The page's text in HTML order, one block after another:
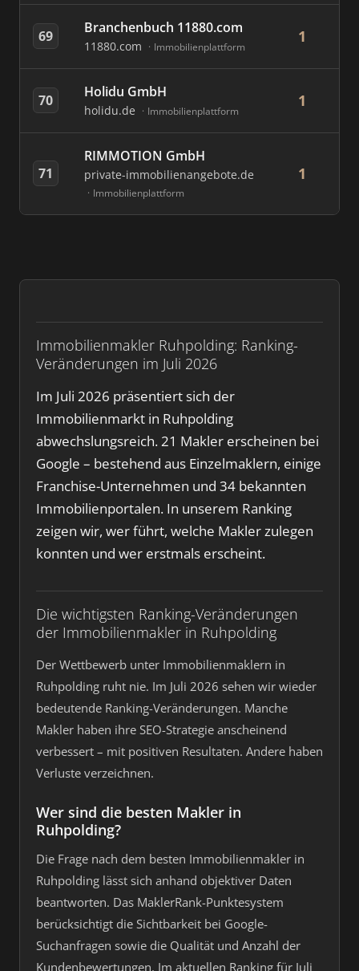
Immobilienmakler Ruhpolding: Ranking-
Veränderungen im Juli 2026
Im Juli 2026 präsentiert sich der
Immobilienmarkt in Ruhpolding
abwechslungsreich. 21 Makler erscheinen bei
Google – bestehend aus Einzelmaklern, einige
Franchise-Unternehmen und 34 bekannten
Immobilienportalen. In unserem Ranking
zeigen wir, wer führt, welche Makler zulegen
konnten und wer erstmals erscheint.
Die wichtigsten Ranking-Veränderungen
der Immobilienmakler in Ruhpolding
Der Wettbewerb unter Immobilienmaklern in
Ruhpolding ruht nie. Im Juli 2026 sehen wir wieder
bedeutende Ranking-Veränderungen. Manche
Makler haben ihre SEO-Strategie anscheinend
verbessert – mit positiven Resultaten. Andere haben
Verluste verzeichnen.
Wer sind die besten Makler in
Ruhpolding?
Die Frage nach dem besten Immobilienmakler in
Ruhpolding lässt sich anhand objektiver Daten
beantworten. Das MaklerRank-Punktesystem
berücksichtigt die Sichtbarkeit bei Google-
Suchanfragen sowie die Qualität und Anzahl der
Kundenbewertungen. Im aktuellen Ranking für Juli
69 Branchenbuch 11880.com
11880.com Immobilienplattform
1
70 Holidu GmbH
holidu.de Immobilienplattform
1
71
RIMMOTION GmbH
private-immobilienangebote.de
Immobilienplattform
1